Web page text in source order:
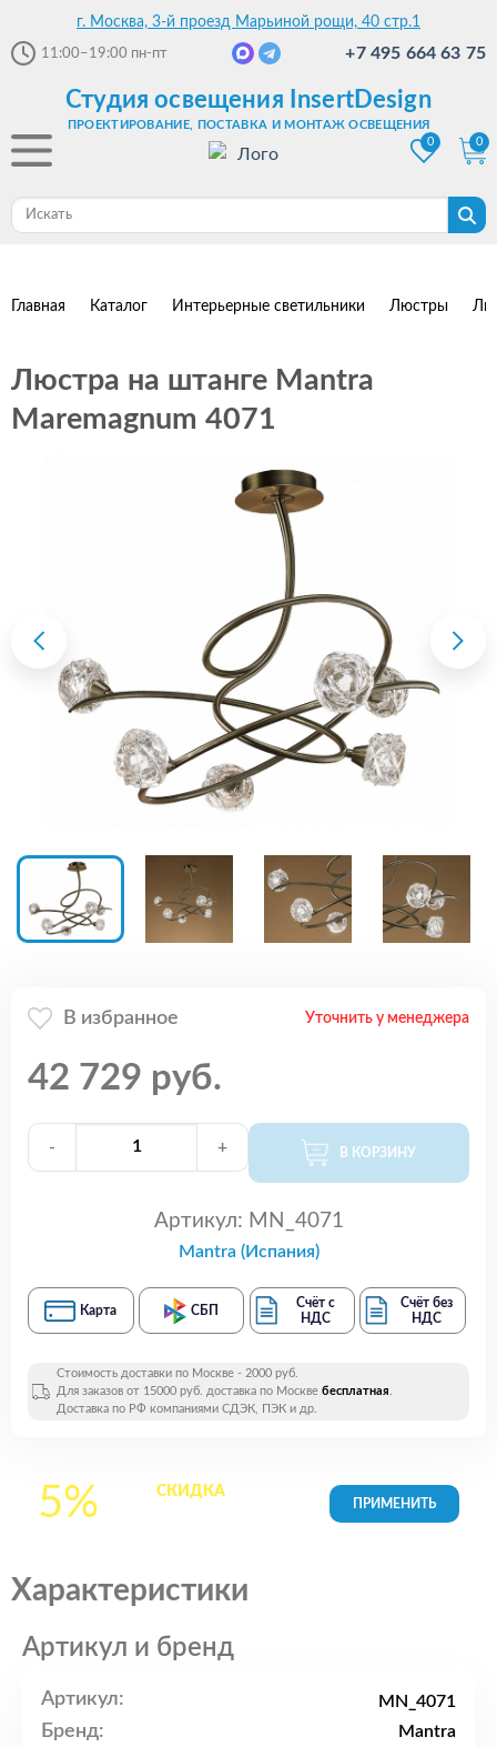
г. Москва, 3-й проезд Марьиной рощи, 40 стр.1
11:00–19:00 пн-пт +7 495 664 63 75
Студия освещения InsertDesign
ПРОЕКТИРОВАНИЕ, ПОСТАВКА И МОНТАЖ ОСВЕЩЕНИЯ
0
0
Главная Каталог Интерьерные светильники Люстры
Люстра на штанге Mantra
Maremagnum 4071
В избранное Уточнить у менеджера
42 729 руб.
- + В КОРЗИНУ
Артикул: MN_4071
Mantra (Испания)
Карта СБП
Счёт с
НДС
Счёт без
НДС
Стоимость доставки по Москве - 2000 руб.
Для заказов от 15000 руб. доставка по Москве бесплатная.
Доставка по РФ компаниями СДЭК, ПЭК и др.
5% СКИДКАна все
Характеристики
Артикул и бренд
Артикул: MN_4071
Бренд: Mantra